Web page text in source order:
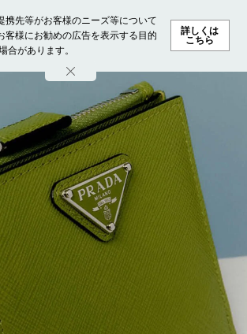
携先等がお客様のニーズ等について
客様にお勧めの広告を表示する目的
合があります。
詳しくは
こちら
集 ランキング ファッション ビューテ